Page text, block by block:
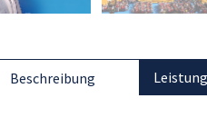
Beschreibung